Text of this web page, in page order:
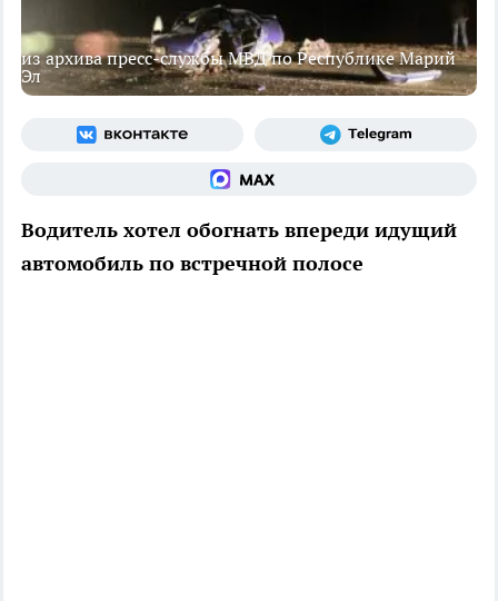
из архива пресс-службы МВД по Республике Марий
Эл
Водитель хотел обогнать впереди идущий
автомобиль по встречной полосе